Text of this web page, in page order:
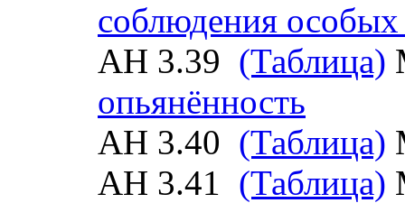
соблюдения
АН 3.39 (Таблица)
опьянённость
АН 3.40 (Таблица)
АН 3.41 (Таблица)